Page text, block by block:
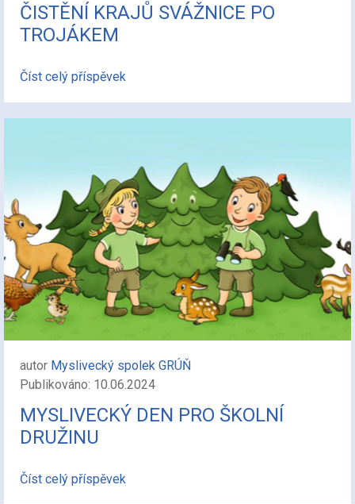
ČISTĚNÍ KRAJŮ SVÁŽNICE PO
TROJÁKEM
Číst celý příspěvek
autor Myslivecký spolek GRÚŇ
Publikováno: 10.06.2024
MYSLIVECKÝ DEN PRO ŠKOLNÍ
DRUŽINU
Číst celý příspěvek